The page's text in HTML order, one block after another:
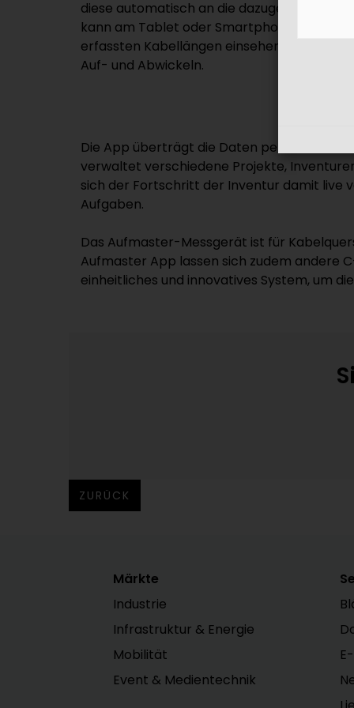
diese automatisch an die dazugehörige
kann am Tablet oder Smartphone
erfassten Kabellängen einsehen und
Auf- und Abwickeln.
Die App überträgt die Daten per Internet
verwaltet verschiedene Projekte,
sich der Fortschritt der Inventur damit live
Aufgaben.
Das Aufmaster-Messgerät ist für
Aufmaster App lassen sich zudem andere
einheitliches und innovatives System, um
ZURÜCK
Märkte
Industrie
Infrastruktur & Energie
Mobilität
Event & Medientechnik